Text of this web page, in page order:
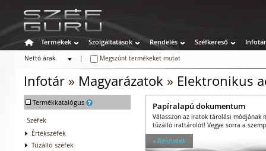
Termékek Szolgáltatások Rendelés Széfkereső Infotár
Nettó árak
Megszűnt termékeket mutat
Infotár » Magyarázatok » Elektronikus
- Termékkatalógus
Széfek
Értékszéfek
Tűzálló széfek
Papíralapú dokumentum
Válasszon az iratok tárolási módjának
tűzálló irattárolót! Vegye sorra a
» Részletek